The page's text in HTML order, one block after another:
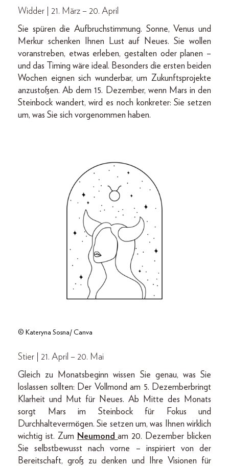
Widder | 21. März – 20. April
Sie spüren die Aufbruchstimmung. Sonne, Venus und
Merkur schenken Ihnen Lust auf Neues. Sie wollen
voranstreben, etwas erleben, gestalten oder planen –
und das Timing wäre ideal. Besonders die ersten beiden
Wochen eignen sich wunderbar, um Zukunftsprojekte
anzustoßen. Ab dem 15. Dezember, wenn Mars in den
Steinbock wandert, wird es noch konkreter: Sie setzen
um, was Sie sich vorgenommen haben.
© Kateryna Sosna/ Canva
Stier | 21. April – 20. Mai
Gleich zu Monatsbeginn wissen Sie genau, was Sie
loslassen sollten: Der Vollmond am 5. Dezemberbringt
Klarheit und Mut für Neues. Ab Mitte des Monats
sorgt Mars im Steinbock für Fokus und
Durchhaltevermögen. Sie setzen um, was Ihnen wirklich
wichtig ist. Zum Neumondam 20. Dezember blicken
Sie selbstbewusst nach vorne – inspiriert von der
Bereitschaft, groß zu denken und Ihre Visionen für